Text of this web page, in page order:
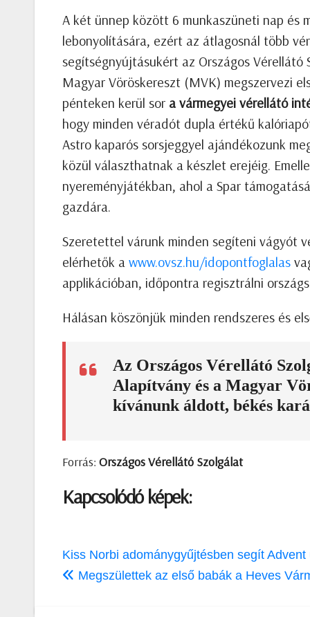
A két ünnep között 6 munkaszüneti nap és
lebonyolítására, ezért az átlagosnál több
segítségnyújtásukért az Országos Vérellátó
Magyar Vöröskereszt (MVK) megszervezi
pénteken kerül sor a vármegyei vérellátó
hogy minden véradót dupla értékű
Astro kaparós sorsjeggyel ajándékozunk
közül választhatnak a készlet erejéig.
nyereményjátékban, ahol a Spar
gazdára.
Szeretettel várunk minden segíteni vágyót
elérhetők a www.ovsz.hu/idopontfoglalas
applikációban, időpontra regisztrálni
Hálásan köszönjük minden rendszeres és
Az Országos Vérellátó
Alapítvány és a Magyar
kívánunk áldott, békés
Forrás: Országos Vérellátó Szolgálat
Kapcsolódó képek:
Bejegyzés
navigáció
Kiss Norbi adománygyűjtésben segít
Megszülettek az első babák a Heves